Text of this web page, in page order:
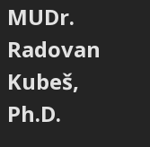
MUDr.
Radovan
Kubeš,
Ph.D.